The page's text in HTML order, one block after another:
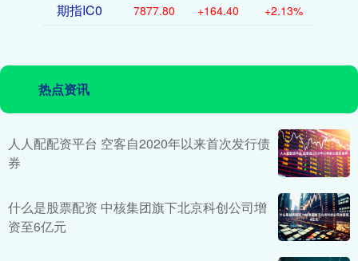
期指IC0 7877.80 +164.40 +2.13%
热点资讯
人人配配资平台 空客自2020年以来首次发行债
券
什么是股票配资 中核集团旗下北京科创公司增
资至6亿元